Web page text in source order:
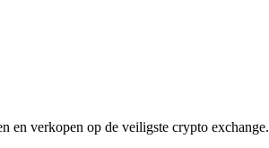
en verkopen op de veiligste crypto exchange.